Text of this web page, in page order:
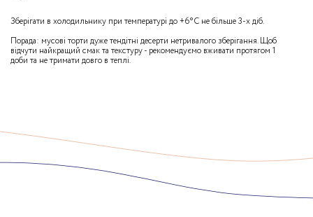
Зберігати в холодильнику при температурі до +6°С не більше 3-х діб.
Порада: мусові торти дуже тендітні десерти нетривалого зберігання. Щоб
відчути найкращий смак та текстуру - рекомендуємо вживати протягом 1
доби та не тримати довго в теплі.